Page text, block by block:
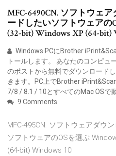
MFC-6490CN. ソフトウェ
ードしたいソフトウェアの
(32-bit) Windows XP (64-bit)
Windows PCにBrother
トールします。 あなたのコンピュ
のポストから無料でダウンロード
きます。PC上でBrother
7/8 / 8.1 / 10とすべてのMac OSで
9 Comments
MFC-495CN. ソフトウェアダウ
ソフトウェアのOSを選ぶ
(64-bit) Windows 10